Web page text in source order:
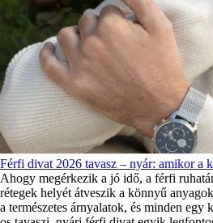
Férfi divat 2026 tavasz – nyár: amikor a
Ahogy megérkezik a jó idő, a férfi
rétegek helyét átveszik a könnyű
a természetes árnyalatok, és minden